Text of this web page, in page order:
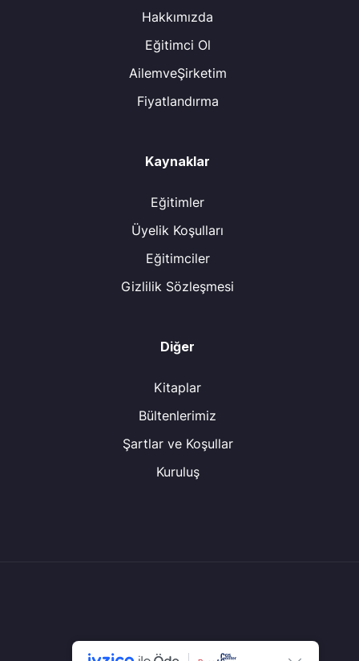
Hakkımızda
Eğitimci Ol
AilemveŞirketim
Fiyatlandırma
Kaynaklar
Eğitimler
Üyelik Koşulları
Eğitimciler
Gizlilik Sözleşmesi
Diğer
Kitaplar
Bültenlerimiz
Şartlar ve Koşullar
Kuruluş
© Tüm Hakları Saklıdır. CGS Center